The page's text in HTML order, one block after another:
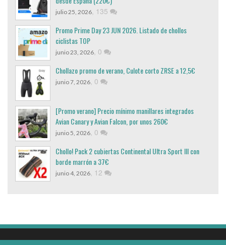
julio 25, 2026 135
Promo Prime Day 23 JUN 2026. Listado de chollos
ciclistas TOP
junio 23, 2026 0
Chollazo promo de verano, Culote corto ZRSE a 12,5€
junio 7, 2026 0
[Promo verano] Precio mínimo manillares integrados
Avian Canary y Avian Falcon, por unos 260€
junio 5, 2026 0
Chollo! Pack 2 cubiertas Continental Ultra Sport III con
borde marrón a 37€
junio 4, 2026 12